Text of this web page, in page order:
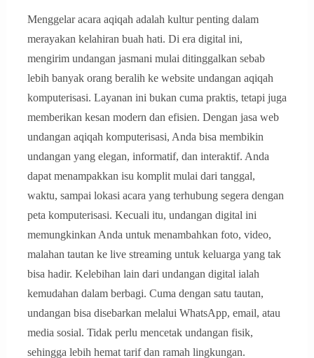
Menggelar acara aqiqah adalah kultur penting dalam
merayakan kelahiran buah hati. Di era digital ini,
mengirim undangan jasmani mulai ditinggalkan sebab
lebih banyak orang beralih ke website undangan aqiqah
komputerisasi. Layanan ini bukan cuma praktis, tetapi juga
memberikan kesan modern dan efisien. Dengan jasa web
undangan aqiqah komputerisasi, Anda bisa membikin
undangan yang elegan, informatif, dan interaktif. Anda
dapat menampakkan isu komplit mulai dari tanggal,
waktu, sampai lokasi acara yang terhubung segera dengan
peta komputerisasi. Kecuali itu, undangan digital ini
memungkinkan Anda untuk menambahkan foto, video,
malahan tautan ke live streaming untuk keluarga yang tak
bisa hadir. Kelebihan lain dari undangan digital ialah
kemudahan dalam berbagi. Cuma dengan satu tautan,
undangan bisa disebarkan melalui WhatsApp, email, atau
media sosial. Tidak perlu mencetak undangan fisik,
sehingga lebih hemat tarif dan ramah lingkungan.